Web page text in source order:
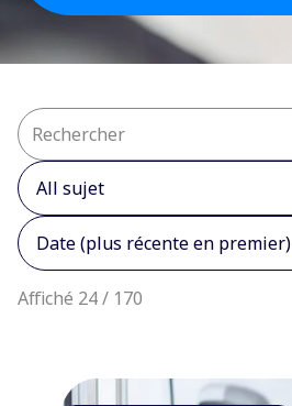
All sujet
Date (plus récente en premier)
Affiché 24 / 170